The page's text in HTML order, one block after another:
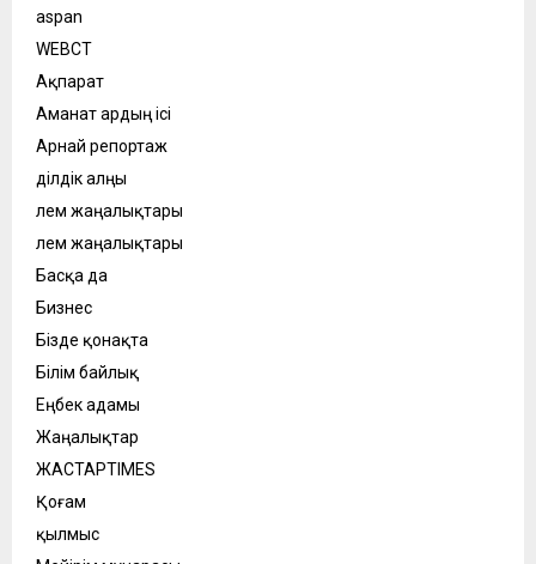
aspan
WEBСӘТ
Ақпарат
Аманат ардың ісі
Арнай репортаж
Әділдік алңы
Әлем жаңалықтары
Әлем жаңалықтары
Басқа да
Бизнес
Бізде қонақта
Білім байлық
Еңбек адамы
Жаңалықтар
ЖАСТАРTIMES
Қоғам
қылмыс